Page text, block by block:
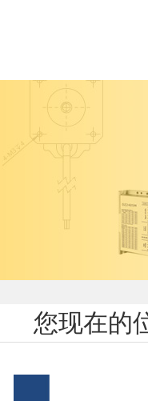
您现在的